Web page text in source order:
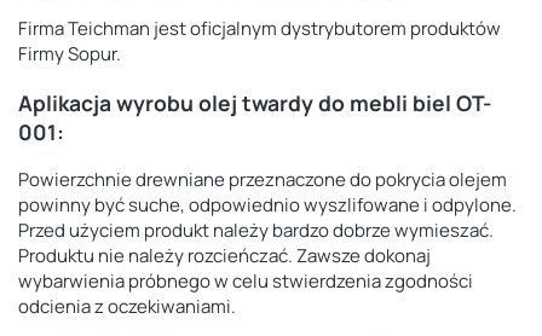
Firma Teichman jest oficjalnym dystrybutorem produktów
Firmy Sopur.
Aplikacja wyrobu olej twardy do mebli biel OT-
001:
Powierzchnie drewniane przeznaczone do pokrycia olejem
powinny być suche, odpowiedniowyszlifowane i odpylone.
Przed użyciem produkt należy bardzo dobrze wymieszać.
Produktu nie należy rozcieńczać. Zawsze dokonaj
wybarwienia próbnego w celu stwierdzenia zgodności
odcienia z oczekiwaniami.